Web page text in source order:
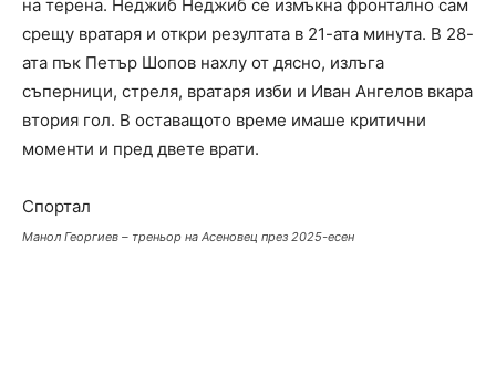
на терена. Неджиб Неджиб се измъкна фронтално сам
срещу вратаря и откри резултата в 21-ата минута. В 28-
ата пък Петър Шопов нахлу от дясно, излъга
съперници, стреля, вратаря изби и Иван Ангелов вкара
втория гол. В оставащото време имаше критични
моменти и пред двете врати.
Спортал
Манол Георгиев – треньор на Асеновец през 2025-есен